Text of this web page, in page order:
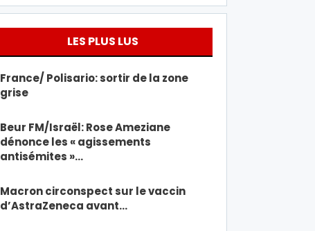
LES PLUS LUS
France/ Polisario: sortir de la zone
grise
Beur FM/Israël: Rose Ameziane
dénonce les « agissements
antisémites »…
Macron circonspect sur le vaccin
d’AstraZeneca avant…